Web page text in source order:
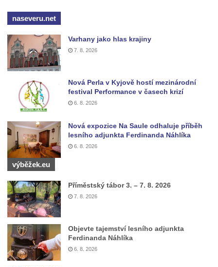
Herltův kříž u Mikova v Mikulášovicích
Kříž u Borských u domu čp. 859 v
Mikulášovicích
Kříž Ließnerových naproti Mikovu v
Mikulášovicích
Kříž u Mikulášovického potoka poblíž
Mikovu v Mikulášovicích
Lissnerův kříž u domu čp. 39 v
Mikulášovicích
Hampelův kříž u bývalých kasáren v
Mikulášovicích
35 v Mikulášovicích
Schneiderův kříž před domem čp. 55 v
Mikulášovicích
Kříž na Kostelní stezce v Mikulášovicích
Maazův kříž na Kostelní stezce v
Mikulášovicích
naseveru.net
Varhany jako hlas krajiny
7. 8. 2026
Nová Perla v Kyjově hostí mezinárodní
festival Performance v časech krizí
6. 8. 2026
Nová expozice Na Saule odhaluje příběh
lesního adjunkta Ferdinanda Náhlíka
6. 8. 2026
výběžek.eu
Příměstský tábor 3. – 7. 8. 2026
7. 8. 2026
Objevte tajemství lesního adjunkta
Ferdinanda Náhlíka
6. 8. 2026